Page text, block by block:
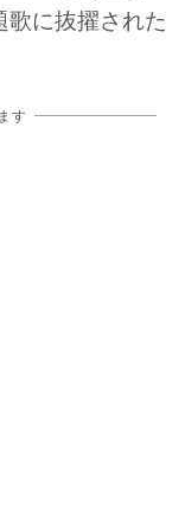
に抜擢された
す